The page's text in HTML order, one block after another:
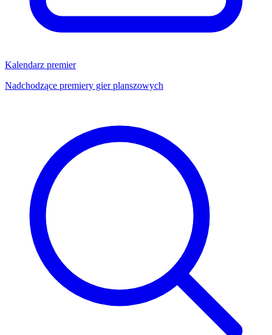
Kalendarz premier
Nadchodzące premiery gier planszowych